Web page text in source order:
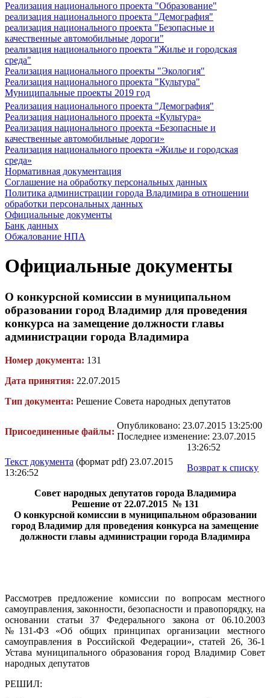
Реализация национального проекта "Образование"
реализация национального проекта "Демография"
реализация национального проекта "Безопасные и
качественные автомобильные дороги"
реализация национального проекта "Жилье и городская
среда"
Реализация национального проекты "Экология"
Реализация национального проекта "Культура"
Муниципальные проекты 2019 год
Реализация национального проекта "Демография"
Реализация национального проекта «Культура»
Реализация национального проекта «Безопасные и
качественные автомобильные дороги»
Реализация национального проекта «Жилье и городская
среда»
Нормативная документация
Соглашение на обработку персональных данных
Политика администрации города Владимира в отношении
обработки персональных данных
Официальные документы
Банк данных
Обжалование НПА
Официальные документы
О конкурсной комиссии в муниципальном
образовании город Владимир для проведения
конкурса на замещение должности главы
администрации города Владимира
Номер документа: 131
Дата принятия: 22.07.2015
Тип документа: Решение Совета народных депутатов
Присоединенные файлы:
Текст документа (формат pdf) 23.07.2015
13:26:52
Совет народных депутатов города Владимира
Решение от 22.07.2015 № 131
О конкурсной комиссии в муниципальном образовании
город Владимир для проведения конкурса на замещение
должности главы администрации города Владимира
Рассмотрев предложение комиссии по вопросам местного
самоуправления, законности, безопасности и правопорядку, на
основании статьи 37 Федерального закона от 06.10.2003
№131-ФЗ «Об общих принципах организации местного
самоуправления в Российской Федерации», статей 26, 36-1
Устава муниципального образования город Владимир Совет
народных депутатов
РЕШИЛ:
Опубликовано: 23.07.2015 13:25:00
Последнее изменение: 23.07.2015
13:26:52
Возврат к списку